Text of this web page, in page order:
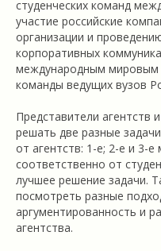
студенческих команд
участие российские
организации и
корпоративных
международным мировым
команды ведущих вузов
Представители агентств
решать две разные
от агентств: 1-е; 2-е и 3-
соответственно от
лучшее решение задачи.
посмотреть разные
аргументированность и
агентства.